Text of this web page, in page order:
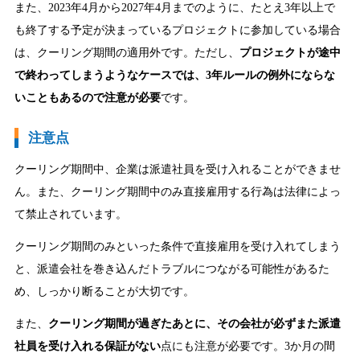
また、2023年4月から2027年4月までのように、たとえ3年以上で
も終了する予定が決まっているプロジェクトに参加している場合
は、クーリング期間の適用外です。ただし、 プロジェクトが途中
で終わってしまうようなケースでは、3年ルールの例外にならな
いこともあるので注意が必要です。
注意点
クーリング期間中、企業は派遣社員を受け入れることができませ
ん。また、クーリング期間中のみ直接雇用する行為は法律によっ
て禁止されています。
クーリング期間のみといった条件で直接雇用を受け入れてしまう
と、派遣会社を巻き込んだトラブルにつながる可能性があるた
め、しっかり断ることが大切です。
また、 クーリング期間が過ぎたあとに、その会社が必ずまた派遣
社員を受け入れる保証がない点にも注意が必要です。3か月の間